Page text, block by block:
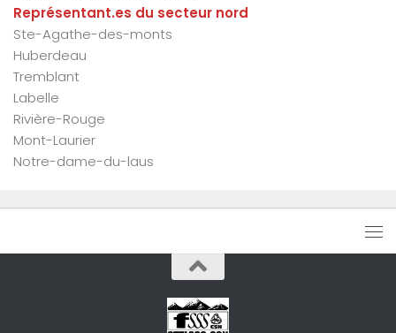
Représentant.es du secteur nord
Ste-Agathe-des-monts
Huberdeau
Tremblant
Labelle
Rivière-Rouge
Mont-Laurier
Notre-dame-du-laus